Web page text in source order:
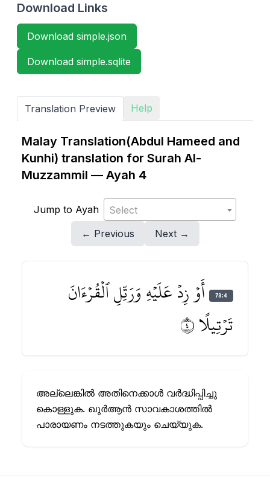
Download Links
Download simple.json
Download simple.sqlite
Translation Preview Help
Malay Translation(Abdul Hameed and
Kunhi) translation for Surah Al-
Muzzammil — Ayah 4
Jump to Ayah
Select
← Previous
Next →
73:4
أَوۡ زِدۡ عَلَيۡهِ وَرَتِّلِ ٱلۡقُرۡءَانَ
تَرۡتِيلًا ٤
അല്ലെങ്കില്‍ അതിനെക്കാള്‍ വര്‍ദ്ധിപ്പിച്ചു
കൊള്ളുക. ഖുര്‍ആന്‍ സാവകാശത്തില്‍
പാരായണം നടത്തുകയും ചെയ്യുക.